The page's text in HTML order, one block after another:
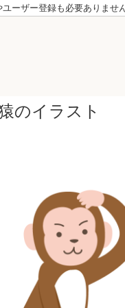
ーザー登録も必要ありませ
のイラスト